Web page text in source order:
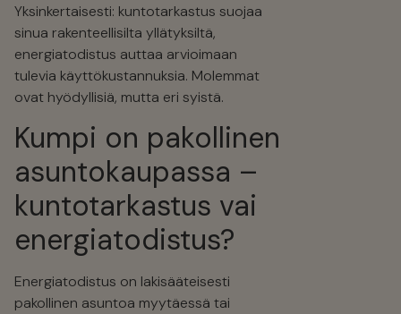
Yksinkertaisesti: kuntotarkastus suojaa
sinua rakenteellisilta yllätyksiltä,
energiatodistus auttaa arvioimaan
tulevia käyttökustannuksia. Molemmat
ovat hyödyllisiä, mutta eri syistä.
Kumpi on pakollinen
asuntokaupassa –
kuntotarkastus vai
energiatodistus?
Energiatodistus on lakisääteisesti
pakollinen asuntoa myytäessä tai